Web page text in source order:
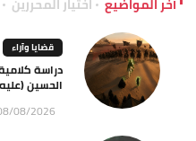
آخر المواضيع اختيار المحررين
قضايا وآراء
دراسة
الحسين
08/2026